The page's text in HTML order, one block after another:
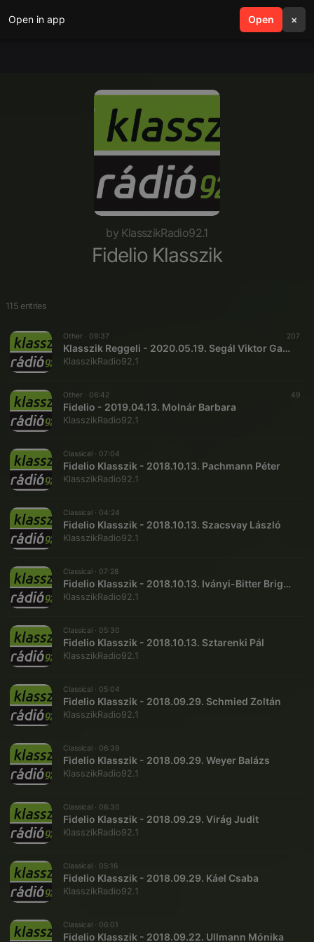
Open in app Open ×
search menu
by KlasszikRadio92.1
Fidelio Klasszik
115 entries
Other · 09:37 207
Klasszik Reggeli - 2020.05.19. Segál Viktor Gazdagok az étteremben
KlasszikRadio92.1
Other · 06:42 49
Fidelio - 2019.04.13. Molnár Barbara
KlasszikRadio92.1
Classical · 07:04
Fidelio Klasszik - 2018.10.13. Pachmann Péter
KlasszikRadio92.1
Classical · 04:24
Fidelio Klasszik - 2018.10.13. Szacsvay László
KlasszikRadio92.1
Classical · 07:28
Fidelio Klasszik - 2018.10.13. Iványi-Bitter Brigitta
KlasszikRadio92.1
Classical · 05:30
Fidelio Klasszik - 2018.10.13. Sztarenki Pál
KlasszikRadio92.1
Classical · 05:04
Fidelio Klasszik - 2018.09.29. Schmied Zoltán
KlasszikRadio92.1
Classical · 06:39
Fidelio Klasszik - 2018.09.29. Weyer Balázs
KlasszikRadio92.1
Classical · 06:30
Fidelio Klasszik - 2018.09.29. Virág Judit
KlasszikRadio92.1
Classical · 05:16
Fidelio Klasszik - 2018.09.29. Káel Csaba
KlasszikRadio92.1
Classical · 06:01
Fidelio Klasszik - 2018.09.22. Ullmann Mónika